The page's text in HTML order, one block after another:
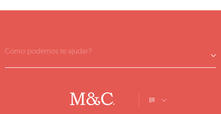
Como podemos te ajudar?
BR